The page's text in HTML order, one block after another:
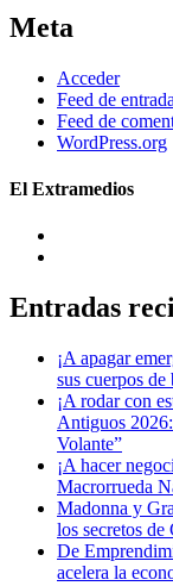
Meta
Acceder
Feed de
Feed de
WordPress.org
El Extramedios
Entradas
¡A apagar
sus cuerpos
¡A rodar con
Antiguos
Volante”
¡A hacer
Macrorrueda
Madonna y
los secretos
De
acelera la